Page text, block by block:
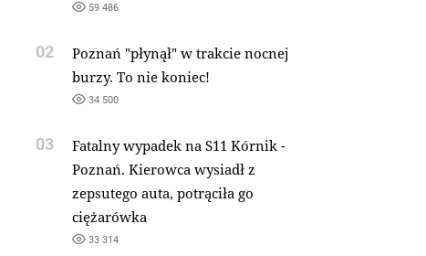
59 486
02
Poznań "płynął" w trakcie nocnej
burzy. To nie koniec!
34 500
03
Fatalny wypadek na S11 Kórnik -
Poznań. Kierowca wysiadł z
zepsutego auta, potrąciła go
ciężarówka
33 314